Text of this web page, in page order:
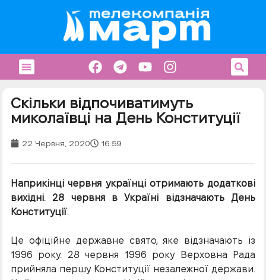
Скільки відпочиватимуть
миколаївці на День Конституції
22 Червня, 2020 16:59
Наприкінці червня українці отримають додаткові
вихідні. 28 червня в Україні відзначають
День
Конституції.
Це офіційне державне свято, яке відзначають із
1996 року. 28 червня 1996 року Верховна Рада
прийняла першу Конституції незалежної держави.